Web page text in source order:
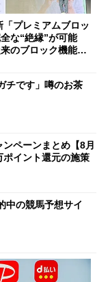
「プレミアムブロッ
な“絶縁”が可能
のブロック機能と
チです」噂のお茶
ペーンまとめ【8月
イント還元の施策
中の競馬予想サイ